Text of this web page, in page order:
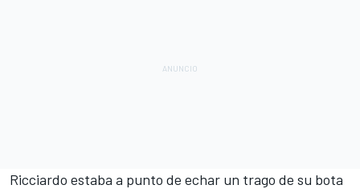
Ricciardo estaba a punto de echar un trago de su bota